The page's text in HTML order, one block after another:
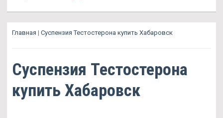
Главная | Суспензия Тестостерона купить Хабаровск
Суспензия Тестостерона
купить Хабаровск